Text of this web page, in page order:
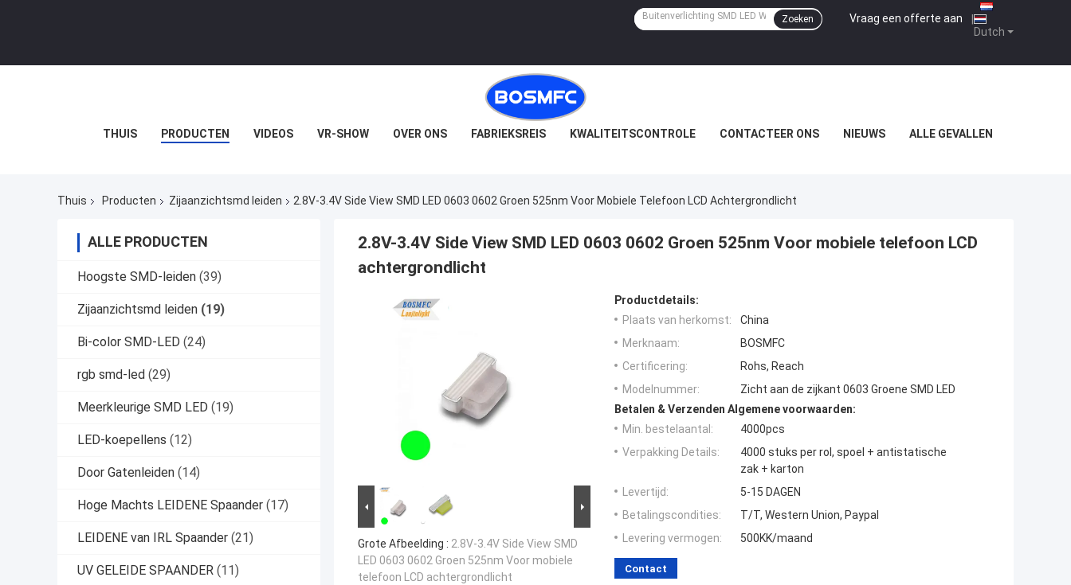
Dutch
Vraag een offerte aan |
Zoeken
THUIS PRODUCTEN VIDEOS VR-SHOW OVER ONS FABRIEKSREIS KWALITEITSCONTROLE CONTACTEER ONS NIEUWS ALLE GEVALLEN
Thuis Producten Zijaanzichtsmd leiden 2.8V-3.4V Side View SMD LED 0603 0602 Groen 525nm Voor Mobiele Telefoon LCD Achtergrondlicht
ALLE PRODUCTEN
Hoogste SMD-leiden (39)
Zijaanzichtsmd leiden (19)
Bi-color SMD-LED (24)
rgb smd-led (29)
Meerkleurige SMD LED (19)
LED-koepellens (12)
Door Gatenleiden (14)
Hoge Machts LEIDENE Spaander (17)
LEIDENE van IRL Spaander (21)
UV GELEIDE SPAANDER (11)
2.8V-3.4V Side View SMD LED 0603 0602 Groen 525nm Voor mobiele telefoon LCD
achtergrondlicht
Grote Afbeelding : 2.8V-3.4V Side View SMD
LED 0603 0602 Groen 525nm Voor mobiele
telefoon LCD achtergrondlicht
Productdetails:
Plaats van herkomst:
China
Merknaam:
BOSMFC
Certificering:
Rohs, Reach
Modelnummer:
Zicht aan de zijkant 0603 Groene SMD LED
Betalen & Verzenden Algemene voorwaarden:
Min. bestelaantal:
4000pcs
Verpakking Details:
4000 stuks per rol, spoel + antistatische
zak + karton
Levertijd:
5-15 DAGEN
Betalingscondities:
T/T, Western Union, Paypal
Levering vermogen:
500KK/maand
Contact